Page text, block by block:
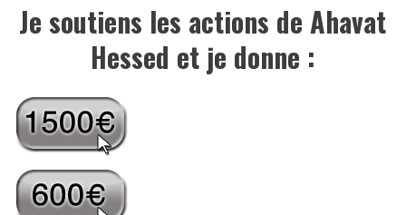
Je soutiens les actions de Ahavat
Hessed et je donne :